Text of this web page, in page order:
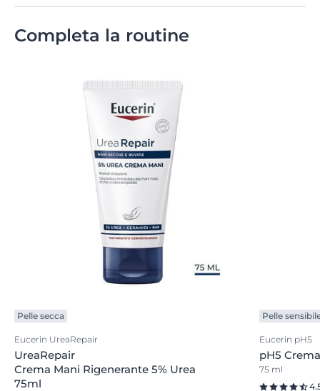
Completa la routine
Pelle secca
Eucerin UreaRepair
UreaRepair
Crema Mani Rigenerante 5% Urea
75ml
Pelle
Eucerin pH5
pH5
75 ml